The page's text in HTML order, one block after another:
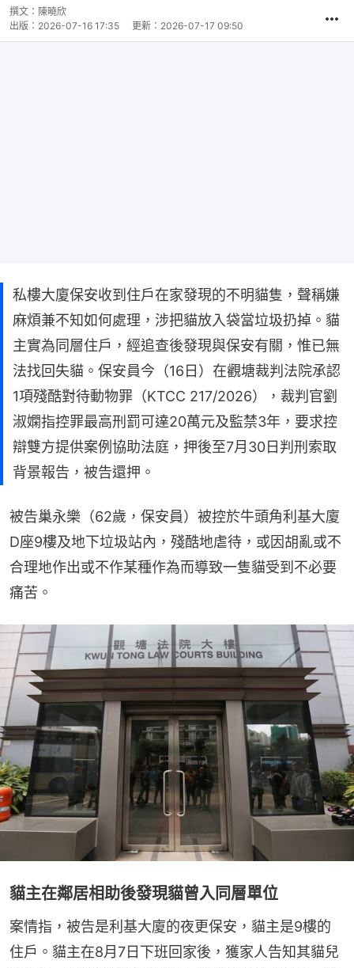
撰文： 陳曉欣
出版： 2026-07-16 17:35 更新： 2026-07-17 09:50
私樓大廈保安收到住戶在家發現的不明貓隻，聲稱嫌
麻煩兼不知如何處理，涉把貓放入袋當垃圾扔掉。貓
主實為同層住戶，經追查後發現與保安有關，惟已無
法找回失貓。保安員今（16日）在觀塘裁判法院承認
1項殘酷對待動物罪（KTCC 217/2026），裁判官劉
淑嫻指控罪最高刑罰可達20萬元及監禁3年，要求控
辯雙方提供案例協助法庭，押後至7月30日判刑索取
背景報告，被告還押。
被告巢永樂（62歲，保安員）被控於牛頭角利基大廈
D座9樓及地下垃圾站內，殘酷地虐待，或因胡亂或不
合理地作出或不作某種作為而導致一隻貓受到不必要
痛苦。
貓主在鄰居相助後發現貓曾入同層單位
案情指，被告是利基大廈的夜更保安，貓主是9樓的
住戶。貓主在8月7日下班回家後，獲家人告知其貓兒